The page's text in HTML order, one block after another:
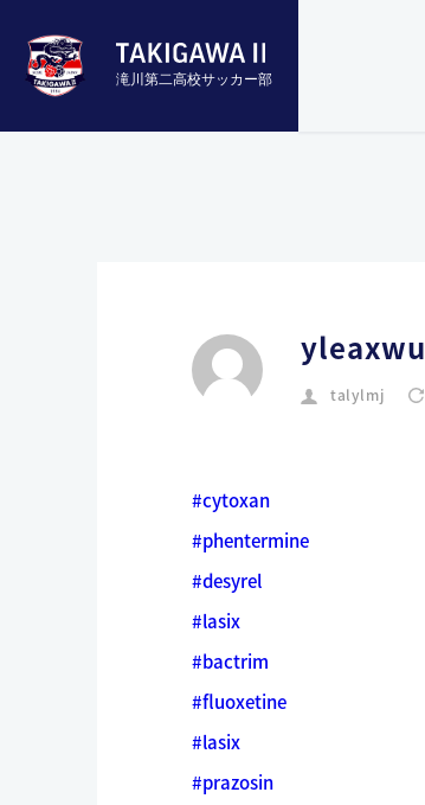
滝川第二高校サッカー部
yleaxwu
talylmj
#cytoxan
#phentermine
#desyrel
#lasix
#bactrim
#fluoxetine
#lasix
#prazosin